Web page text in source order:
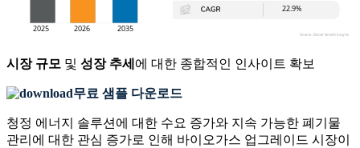
시장 규모 및 성장 추세 에 대한 종합적인 인사이트 확보
무료 샘플 다운로드
청정 에너지 솔루션에 대한 수요 증가와 지속 가능한 폐기물
관리에 대한 관심 증가로 인해 바이오가스 업그레이드 시장이